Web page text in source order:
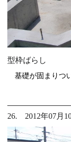
型枠ばらし
基礎が固まりつ
26. 2012年07月